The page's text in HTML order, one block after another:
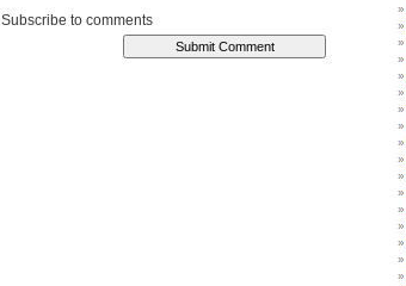
Subscribe to comments